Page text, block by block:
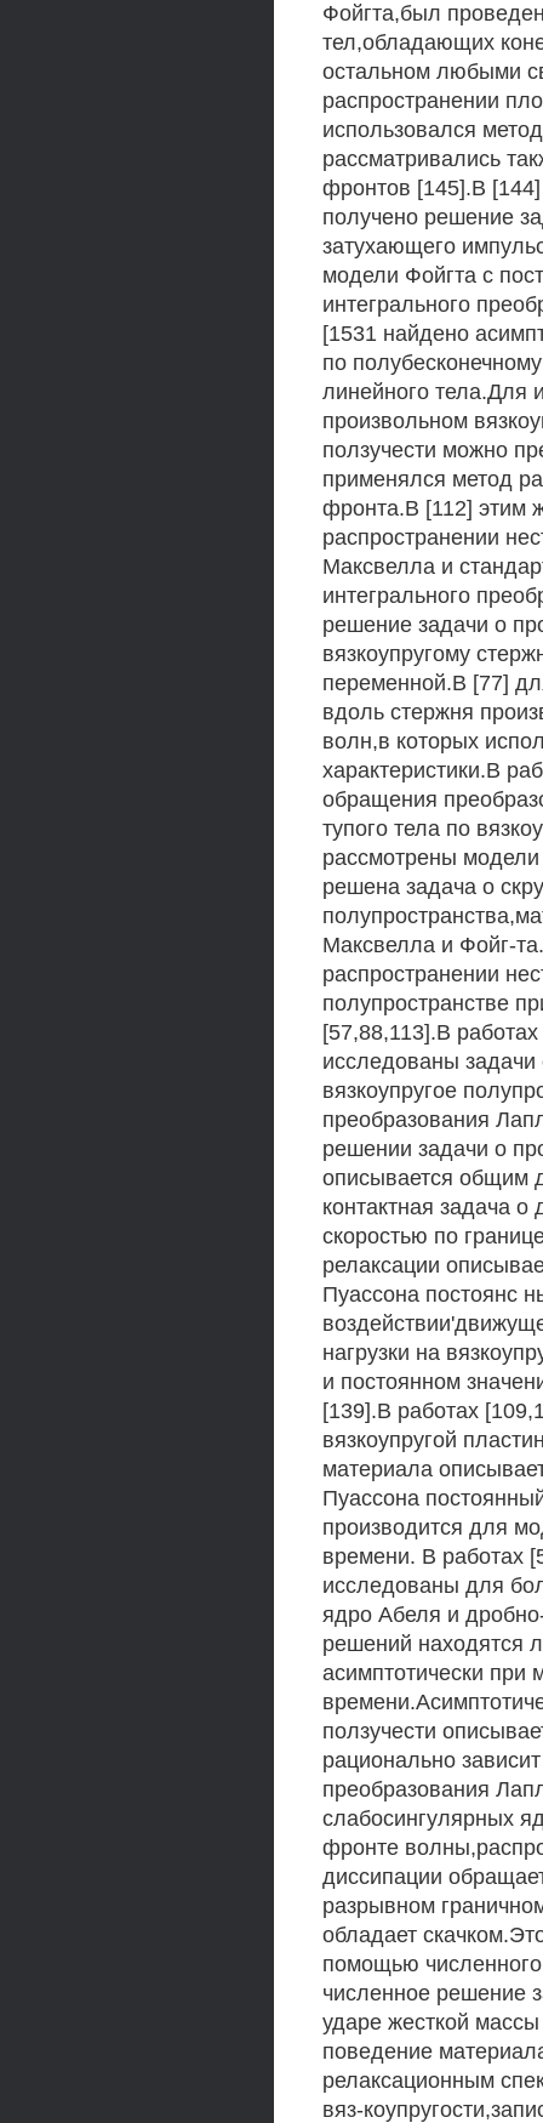
Фойгта,был
тел,обладающих
остальном любыми
распространении
использовался
рассматривались
фронтов [145].В
получено решение
затухающего
модели Фойгта с
интегрального
[1531 найдено
по
линейного тела.Для
произвольном
ползучести можно
применялся метод
фронта.В [112] этим
распространении
Максвелла и
интегрального
решение задачи о
вязкоупругому
переменной.В [77]
вдоль стержня
волн,в которых
характеристики.В
обращения
тупого тела по
рассмотрены
решена задача о
Максвелла и Фойг-
распространении
полупространстве
[57,88,113].В
исследованы задачи
вязкоупругое
преобразования
решении задачи о
описывается общим
контактная задача
скоростью по
релаксации
Пуассона постоянс
нагрузки на
и постоянном
[139].В работах
вязкоупругой
материала
Пуассона
производится для
времени. В работах
исследованы для
ядро Абеля и
решений находятся
асимптотически при
ползучести
рационально
преобразования
слабосингулярных
фронте
диссипации
разрывном
обладает
помощью
численное решение
ударе жесткой
поведение
релаксационным
вяз-